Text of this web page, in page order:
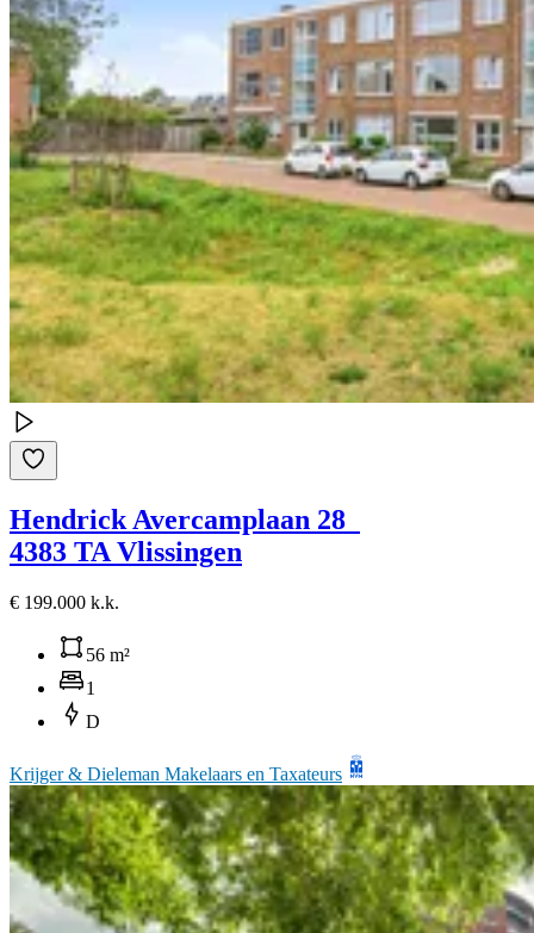
Hendrick Avercamplaan 28
4383 TA Vlissingen
€ 199.000 k.k.
56 m²
1
D
Krijger & Dieleman Makelaars en Taxateurs